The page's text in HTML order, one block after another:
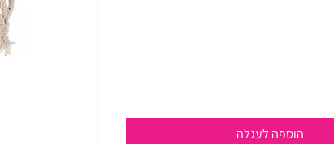
הוספה לעגלה